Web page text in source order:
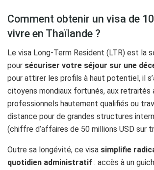
Comment obtenir un visa de
vivre en Thaïlande ?
Le visa Long-Term Resident (LTR) est la
pour sécuriser votre séjour sur une
pour attirer les profils à haut potentiel, il
citoyens mondiaux fortunés, aux retraités
professionnels hautement qualifiés ou
distance pour de grandes structures
(chiffre d’affaires de 50 millions USD sur
Outre sa longévité, ce visa simplifie
quotidien administratif : accès à un